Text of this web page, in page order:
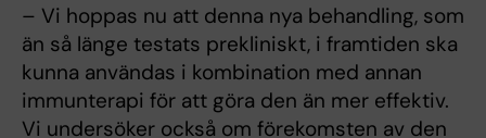
– Vi hoppas nu att denna nya behandling, som
än så länge testats prekliniskt, i framtiden ska
kunna användas i kombination med annan
immunterapi för att göra den än mer effektiv.
Vi undersöker också om förekomsten av den